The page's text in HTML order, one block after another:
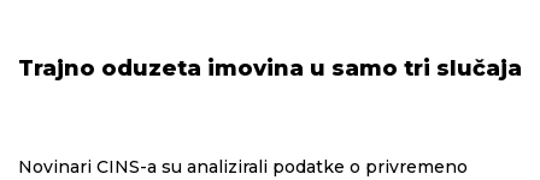
Trajno oduzeta imovina u samo tri slučaja
Novinari CINS-a su analizirali podatke o privremeno